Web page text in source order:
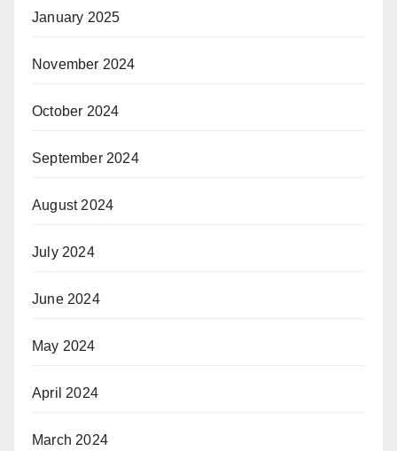
January 2025
November 2024
October 2024
September 2024
August 2024
July 2024
June 2024
May 2024
April 2024
March 2024